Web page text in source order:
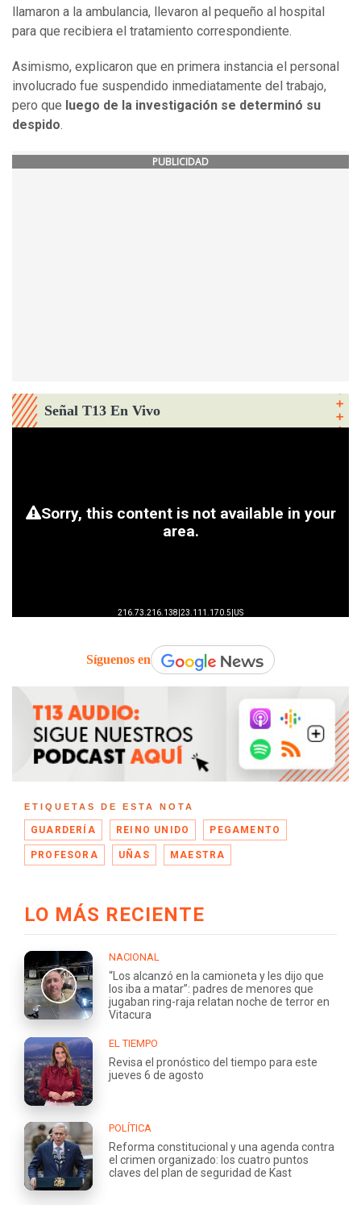
llamaron a la ambulancia, llevaron al pequeño al hospital
para que recibiera el tratamiento correspondiente.
Asimismo, explicaron que en primera instancia el personal
involucrado fue suspendido inmediatamente del trabajo,
pero que luego de la investigación se determinó su
despido
PUBLICIDAD
Señal T13 En Vivo
Síguenos en
ETIQUETAS DE ESTA NOTA
GUARDERÍA REINO UNIDO PEGAMENTO
PROFESORA UÑAS MAESTRA
LO MÁS RECIENTE
NACIONAL
“Los alcanzó en la camioneta y les dijo que
los iba a matar”: padres de menores que
jugaban ring-raja relatan noche de terror en
Vitacura
EL TIEMPO
Revisa el pronóstico del tiempo para este
jueves 6 de agosto
POLÍTICA
Reforma constitucional y una agenda contra
el crimen organizado: los cuatro puntos
claves del plan de seguridad de Kast